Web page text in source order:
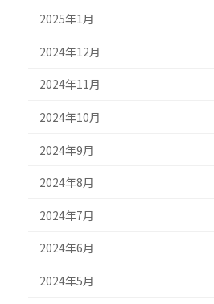
2025年1月
2024年12月
2024年11月
2024年10月
2024年9月
2024年8月
2024年7月
2024年6月
2024年5月